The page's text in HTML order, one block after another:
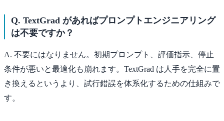
Q. TextGrad があればプロンプトエンジニアリング
は不要ですか？
A. 不要にはなりません。初期プロンプト、評価指示、停止
条件が悪いと最適化も崩れます。TextGrad は人手を完全に置
き換えるというより、試行錯誤を体系化するための仕組みで
す。